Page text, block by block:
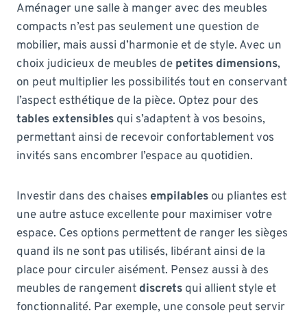
Aménager une salle à manger avec des meubles
compacts n’est pas seulement une question de
mobilier, mais aussi d’harmonie et de style. Avec un
choix judicieux de meubles de petites dimensions,
on peut multiplier les possibilités tout en conservant
l’aspect esthétique de la pièce. Optez pour des
tables extensibles qui s’adaptent à vos besoins,
permettant ainsi de recevoir confortablement vos
invités sans encombrer l’espace au quotidien.
Investir dans des chaises empilables ou pliantes est
une autre astuce excellente pour maximiser votre
espace. Ces options permettent de ranger les sièges
quand ils ne sont pas utilisés, libérant ainsi de la
place pour circuler aisément. Pensez aussi à des
meubles de rangement discrets qui allient style et
fonctionnalité. Par exemple, une console peut servir